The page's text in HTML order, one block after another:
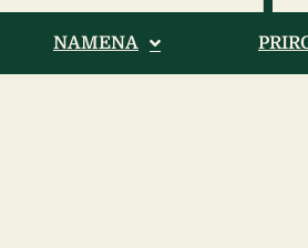
NAMENA